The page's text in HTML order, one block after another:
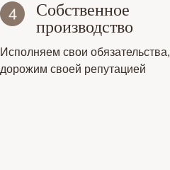
Собственное
производство
Исполняем свои обязательства,
дорожим своей репутацией